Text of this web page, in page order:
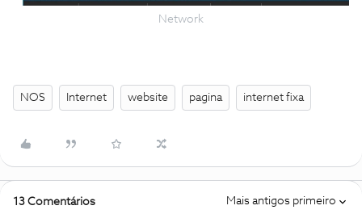
Network
NOS Internet website pagina internet fixa
13 Comentários Mais antigos primeiro